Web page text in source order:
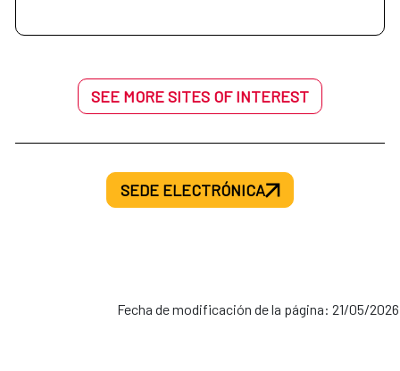
SEE MORE SITES OF INTEREST
SEDE ELECTRÓNICA
Fecha de modificación de la página: 21/05/2026